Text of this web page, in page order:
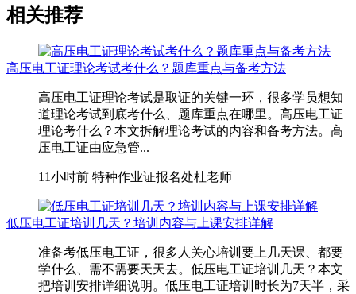
相关推荐
高压电工证理论考试考什么？题库重点与备考方法
高压电工证理论考试是取证的关键一环，很多学员想知
道理论考试到底考什么、题库重点在哪里。高压电工证
理论考什么？本文拆解理论考试的内容和备考方法。高
压电工证由应急管...
11小时前 特种作业证报名处杜老师
低压电工证培训几天？培训内容与上课安排详解
准备考低压电工证，很多人关心培训要上几天课、都要
学什么、需不需要天天去。低压电工证培训几天？本文
把培训安排详细说明。低压电工证培训时长为7天半，采